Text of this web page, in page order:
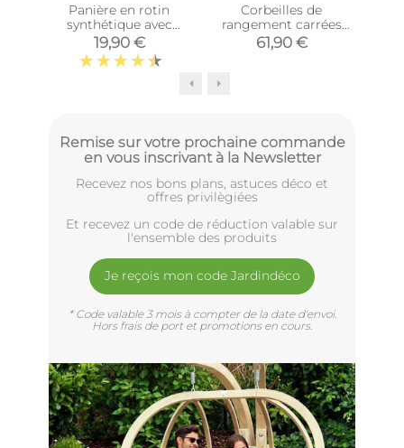
Panière en rotin
synthétique avec
passe-main
(Longueur 40cm)
19,90 €
Corbeilles de
rangement carrées
avec fourrure
synthétique (Lot de 3)
61,90 €
Remise sur votre prochaine commande
en vous inscrivant à la Newsletter
Recevez nos bons plans, astuces déco et
offres privilègiées
Et recevez un code de réduction valable sur
l'ensemble des produits
Je reçois mon code Jardindéco
* Code valable 3 mois à compter de la date d'envoi.
Hors frais de port et promotions en cours.